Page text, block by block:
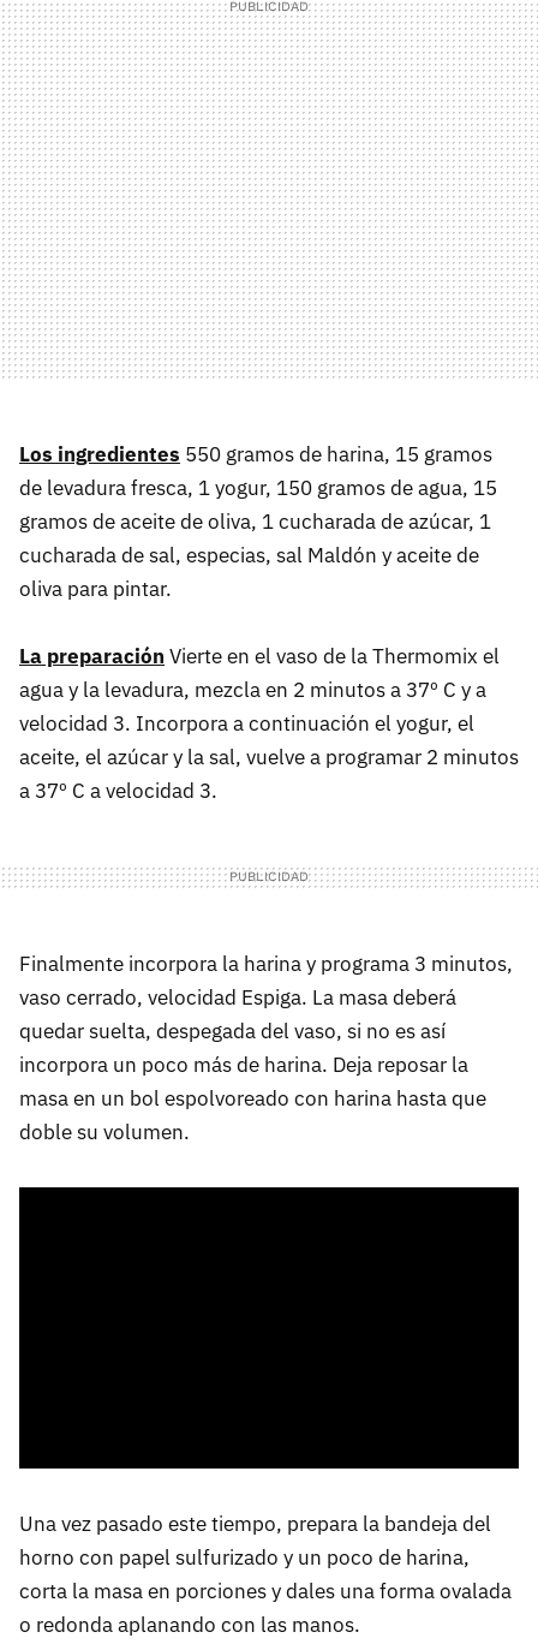
Los ingredientes 550 gramos de harina, 15 gramos
de levadura fresca, 1 yogur, 150 gramos de agua, 15
gramos de aceite de oliva, 1 cucharada de azúcar, 1
cucharada de sal, especias, sal Maldón y aceite de
oliva para pintar.
La preparación Vierte en el vaso de la Thermomix el
agua y la levadura, mezcla en 2 minutos a 37º C y a
velocidad 3. Incorpora a continuación el yogur, el
aceite, el azúcar y la sal, vuelve a programar 2 minutos
a 37º C a velocidad 3.
Finalmente incorpora la harina y programa 3 minutos,
vaso cerrado, velocidad Espiga. La masa deberá
quedar suelta, despegada del vaso, si no es así
incorpora un poco más de harina. Deja reposar la
masa en un bol espolvoreado con harina hasta que
doble su volumen.
Una vez pasado este tiempo, prepara la bandeja del
horno con papel sulfurizado y un poco de harina,
corta la masa en porciones y dales una forma ovalada
o redonda aplanando con las manos.